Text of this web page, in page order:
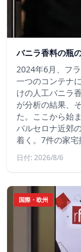
バニラ香料の瓶
2024年6月、フ
一つのコンテナ
けの人工バニラ
が分析の結果、
た。ここから始
バルセロナ近郊
着く。7件の家
日付: 2026/8/6
国際・欧州